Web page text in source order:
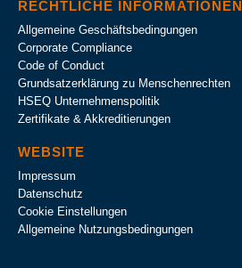
RECHTLICHE INFORMATIONEN
Allgemeine Geschäftsbedingungen
Corporate Compliance
Code of Conduct
Grundsatzerklärung zu Menschenrechten
HSEQ Unternehmens­politik
Zertifikate & Akkreditierungen
WEBSITE
Impressum
Datenschutz
Cookie Einstellungen
Allgemeine Nutzungsbedingungen